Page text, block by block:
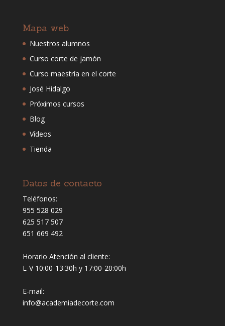
Mapa web
Nuestros alumnos
Curso corte de jamón
Curso maestría en el corte
José Hidalgo
Próximos cursos
Blog
Vídeos
Tienda
Datos de contacto
Teléfonos:
955 528 029
625 517 507
651 669 492
Horario Atención al cliente:
L-V 10:00-13:30h y 17:00-20:00h
E-mail:
info@academiadecorte.com